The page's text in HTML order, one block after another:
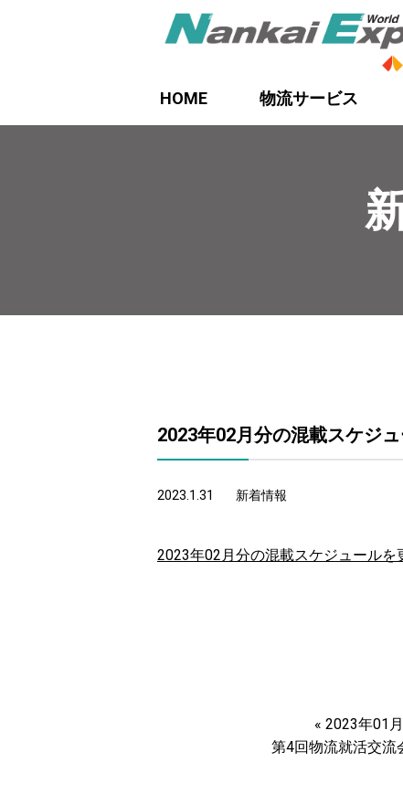
HOME 物流サービス
2023年02月分の混載スケジ
2023.1.31 新着情報
2023年02月分の混載スケジュールを
« 2023年01
第4回物流就活交